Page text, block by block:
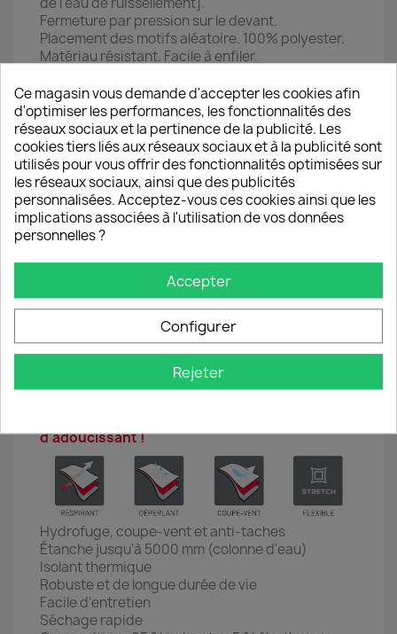
Fermeture par pression sur le devant.
Placement des motifs aléatoire. 100% polyester.
Matériau résistant. Facile à enfiler.
Emmanchures volontairement plus grandes pour
faciliter l'enfilage de la veste, manches
ajustables.
Les enfants prennent de l'ampleur et de longueur
de bras très rapidement Le tissu soft shell est par
exemple indiqué pour un enfant amené à sortir
régulièrement, pour quelques minutes (Le temps
de la récréation par exemple). Facile d'entretien
un coup de lavette en microfibre suffit, lavage à
Veste avec capuche en softshell pour garçon (ou
mixte) doublée de polaire pour le confort et la
Lavage 30°. Petit essorage 300 T. Finir de
sécher sur cintre.
d'adoucissant !
Hydrofuge, coupe-vent et anti-taches
Étanche jusqu'à 5000 mm (colonne d'eau)
Isolant thermique
Robuste et de longue durée de vie
Facile d'entretien
Séchage rapide
Ce magasin vous demande d'accepter les cookies afin
d'optimiser les performances, les fonctionnalités des
réseaux sociaux et la pertinence de la publicité. Les
cookies tiers liés aux réseaux sociaux et à la publicité sont
utilisés pour vous offrir des fonctionnalités optimisées sur
les réseaux sociaux, ainsi que des publicités
personnalisées. Acceptez-vous ces cookies ainsi que les
implications associées à l'utilisation de vos données
personnelles ?
Accepter
Configurer
Rejeter